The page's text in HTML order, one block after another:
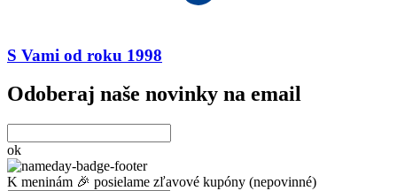
S Vami od roku 1998
Odoberaj naše novinky na email
ok
K meninám 🎉 posielame zľavové kupóny (nepovinné)